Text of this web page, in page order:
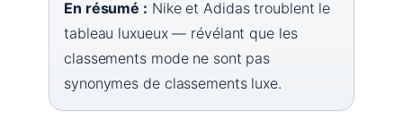
En résumé : Nike et Adidas troublent le
tableau luxueux — révélant que les
classements mode ne sont pas
synonymes de classements luxe.